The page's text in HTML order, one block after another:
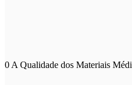
0A Qualidade dos Materiais